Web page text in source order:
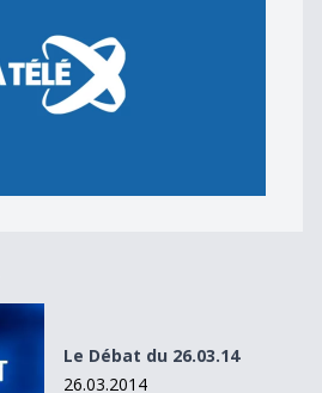
Le Débat du 26.03.14
26.03.2014